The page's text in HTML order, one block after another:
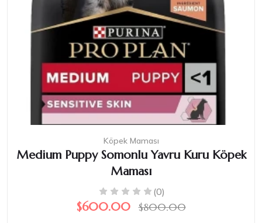
Köpek Maması
Medium Puppy Somonlu Yavru Kuru Köpek
Maması
(0)
$600.00 $800.00